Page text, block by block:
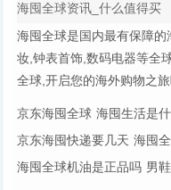
海囤全球资讯_什么值得买
海囤全球是国内最有保障
妆,钟表首饰,数码电器等全
全球,开启您的海外购物之旅
京东海囤全球 海囤生活是
京东海囤快递要几天 海囤
海囤全球机油是正品吗 男